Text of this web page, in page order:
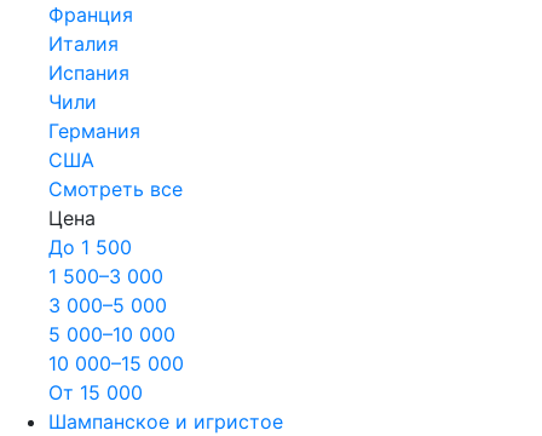
Франция
Италия
Испания
Чили
Германия
США
Смотреть все
Цена
До 1 500
1 500–3 000
3 000–5 000
5 000–10 000
10 000–15 000
От 15 000
Шампанское и игристое